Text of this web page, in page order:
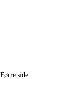
Førre side